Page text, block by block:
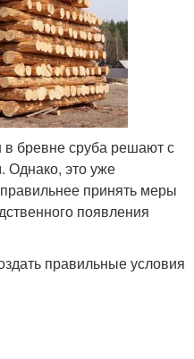
бревне сруба решают с
Однако, это уже
принять меры
появления
правильные условия